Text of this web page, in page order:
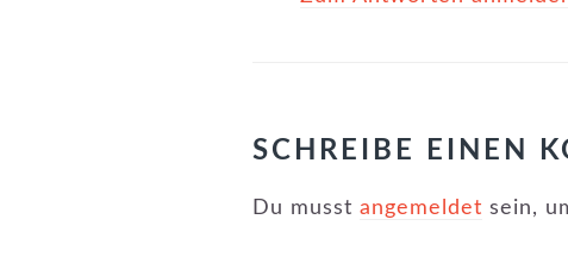
SCHREIBE EINEN
Du musst angemeldet sein,